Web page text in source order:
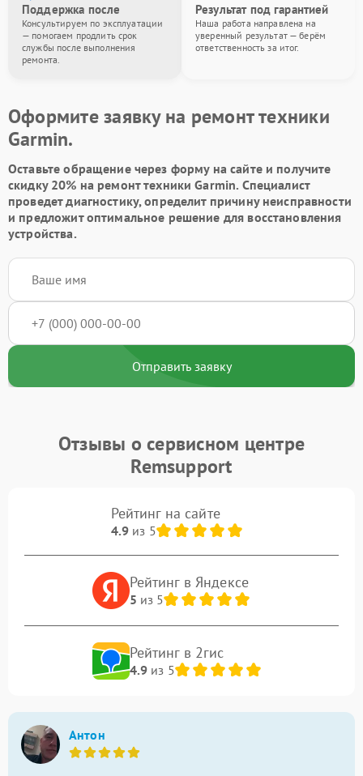
Поддержка после
Консультируем по эксплуатации
— помогаем продлить срок
службы после выполнения
ремонта.
Результат под гарантией
Наша работа направлена на
уверенный результат — берём
ответственность за итог.
Оформите заявку на ремонт техники
Garmin.
Оставьте обращение через форму на сайте и получите
скидку 20% на ремонт техники Garmin. Специалист
проведет диагностику, определит причину неисправности
и предложит оптимальное решение для восстановления
устройства.
Отправить заявку
Отзывы о сервисном центре
Remsupport
Рейтинг на сайте
4.9из 5
Рейтинг в Яндексе
5 из 5
Рейтинг в 2гис
4.9из 5
Антон